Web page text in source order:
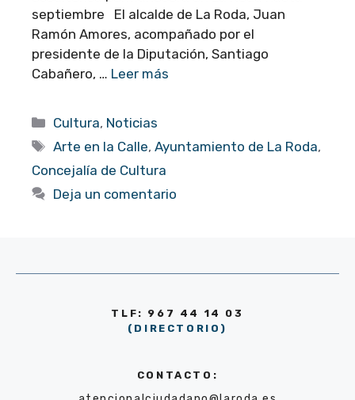
septiembre El alcalde de La Roda, Juan
Ramón Amores, acompañado por el
presidente de la Diputación, Santiago
Cabañero, … Leer más
Categorías
Cultura, Noticias
Etiquetas
Arte en la Calle,Ayuntamiento de La Roda,
Concejalía de Cultura
Deja un comentario
TLF: 967 44 14 03
(DIRECTORIO)
CONTACTO: